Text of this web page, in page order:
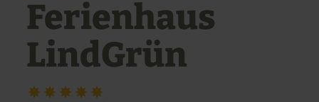
Ferienhaus
LindGrün